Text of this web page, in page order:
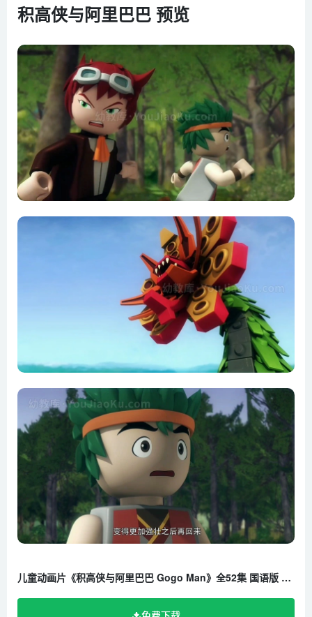
积高侠与阿里巴巴 预览
儿童动画片《积高侠与阿里巴巴 Gogo Man》全52集 国语版 1080P/MP4/18.3G 百度云网盘下载